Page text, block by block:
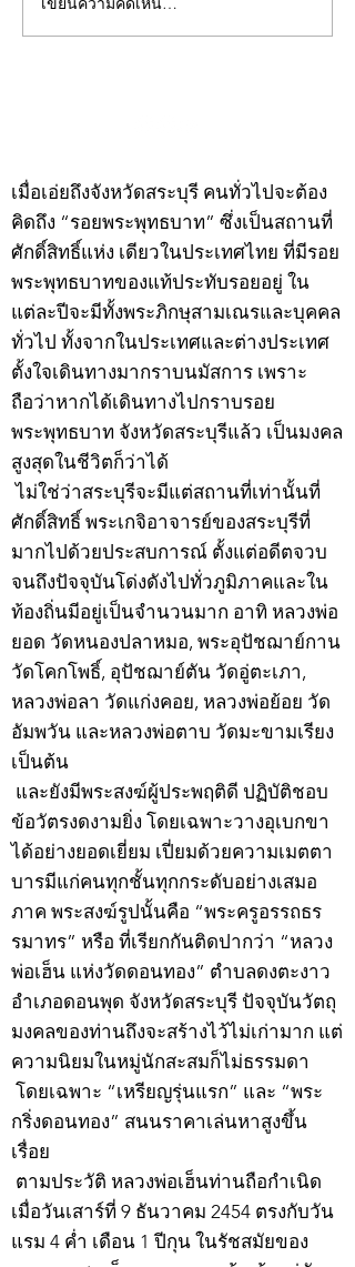
คอลัมน์"จับชีพจรวงการ
พระ"ประจำพุธที่ 29
เมื่อเอ่ยถึงจังหวัดสระบุรี คนทั่วไปจะต้อง
คิดถึง “รอยพระพุทธบาท” ซึ่งเป็นสถานที่
ศักดิ์สิทธิ์แห่ง เดียวในประเทศไทย ที่มีรอย
พระพุทธบาทของแท้ประทับรอยอยู่ ใน
แต่ละปีจะมีทั้งพระภิกษุสามเณรและบุคคล
ทั่วไป ทั้งจากในประเทศและต่างประเทศ
ตั้งใจเดินทางมากราบนมัสการ เพราะ
ถือว่าหากได้เดินทางไปกราบรอย
พระพุทธบาท จังหวัดสระบุรีแล้ว เป็นมงคล
สูงสุดในชีวิตก็ว่าได้
ไม่ใช่ว่าสระบุรีจะมีแต่สถานที่เท่านั้นที่
ศักดิ์สิทธิ์ พระเกจิอาจารย์ของสระบุรีที่
มากไปด้วยประสบการณ์ ตั้งแต่อดีตจวบ
จนถึงปัจจุบันโด่งดังไปทั่วภูมิภาคและใน
ท้องถิ่นมีอยู่เป็นจำนวนมาก อาทิ หลวงพ่อ
ยอด วัดหนองปลาหมอ, พระอุปัชฌาย์กาน
วัดโคกโพธิ์, อุปัชฌาย์ตัน วัดอู่ตะเภา,
หลวงพ่อลา วัดแก่งคอย, หลวงพ่อย้อย วัด
อัมพวัน และหลวงพ่อตาบ วัดมะขามเรียง
เป็นต้น
และยังมีพระสงฆ์ผู้ประพฤติดี ปฏิบัติชอบ
ข้อวัตรงดงามยิ่ง โดยเฉพาะวางอุเบกขา
ได้อย่างยอดเยี่ยม เปี่ยมด้วยความเมตตา
บารมีแก่คนทุกชั้นทุกกระดับอย่างเสมอ
ภาค พระสงฆ์รูปนั้นคือ “พระครูอรรถธร
รมาทร” หรือ ที่เรียกกันติดปากว่า “หลวง
พ่อเฮ็น แห่งวัดดอนทอง” ตำบลดงตะงาว
อำเภอดอนพุด จังหวัดสระบุรี ปัจจุบันวัตถุ
มงคลของท่านถึงจะสร้างไว้ไม่เก่ามาก แต่
ความนิยมในหมู่นักสะสมก็ไม่ธรรมดา
โดยเฉพาะ “เหรียญรุ่นแรก” และ “พระ
กริ่งดอนทอง” สนนราคาเล่นหาสูงขึ้น
เรื่อย
ตามประวัติ หลวงพ่อเฮ็นท่านถือกำเนิด
เมื่อวันเสาร์ที่ 9 ธันวาคม 2454 ตรงกับวัน
แรม 4 ค่ำ เดือน 1 ปีกุน ในรัชสมัยของ